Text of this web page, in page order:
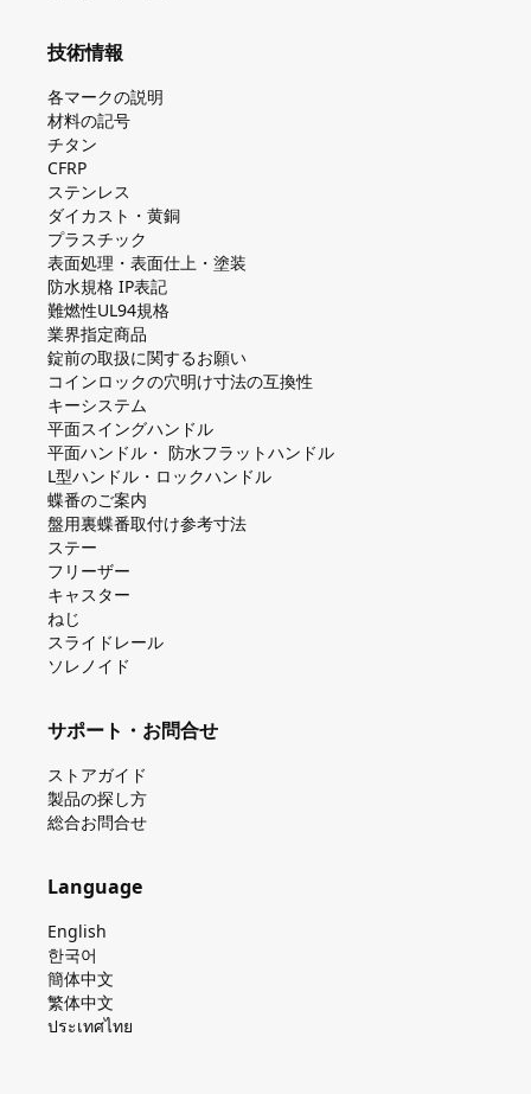
技術情報
各マークの説明
材料の記号
チタン
CFRP
ステンレス
ダイカスト・⻩銅
プラスチック
表面処理・表面仕上・塗装
防⽔規格 IP表記
難燃性UL94規格
業界指定商品
錠前の取扱に関するお願い
コインロックの⽳明け⼨法の互換性
キーシステム
平⾯スイングハンドル
平⾯ハンドル・ 防⽔フラットハンドル
L型ハンドル・ロックハンドル
蝶番のご案内
盤⽤裏蝶番取付け参考⼨法
ステー
フリーザー
キャスター
ねじ
スライドレール
ソレノイド
サポート・お問合せ
ストアガイド
製品の探し⽅
総合お問合せ
Language
English
한국어
簡体中文
繁体中文
ประเทศไทย